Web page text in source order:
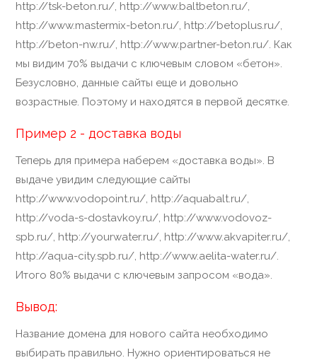
http://tsk-beton.ru/, http://www.baltbeton.ru/,
http://www.mastermix-beton.ru/, http://betoplus.ru/,
http://beton-nw.ru/, http://www.partner-beton.ru/. Как
мы видим 70% выдачи с ключевым словом «бетон».
Безусловно, данные сайты еще и довольно
возрастные. Поэтому и находятся в первой десятке.
Пример 2 - доставка воды
Теперь для примера наберем «доставка воды». В
выдаче увидим следующие сайты
http://www.vodopoint.ru/, http://aquabalt.ru/,
http://voda-s-dostavkoy.ru/, http://www.vodovoz-
spb.ru/, http://yourwater.ru/, http://www.akvapiter.ru/,
http://aqua-city.spb.ru/, http://www.aelita-water.ru/.
Итого 80% выдачи с ключевым запросом «вода».
Вывод:
Название домена для нового сайта необходимо
выбирать правильно. Нужно ориентироваться не